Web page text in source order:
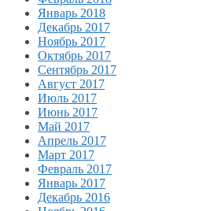
Январь 2018
Декабрь 2017
Ноябрь 2017
Октябрь 2017
Сентябрь 2017
Август 2017
Июль 2017
Июнь 2017
Май 2017
Апрель 2017
Март 2017
Февраль 2017
Январь 2017
Декабрь 2016